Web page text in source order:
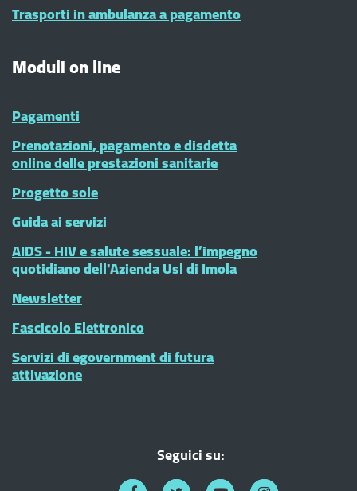
Trasporti in ambulanza a pagamento
Moduli on line
Pagamenti
Prenotazioni, pagamento e disdetta
online delle prestazioni sanitarie
Progetto sole
Guida ai servizi
AIDS - HIV e salute sessuale: l’impegno
quotidiano dell'Azienda Usl di Imola
Newsletter
Fascicolo Elettronico
Servizi di egovernment di futura
attivazione
Seguici su: